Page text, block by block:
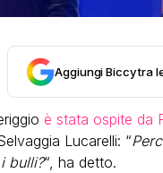
Aggiungi Biccy tra
è stata ospite da
Lucarelli: “
bulli?“, ha detto.